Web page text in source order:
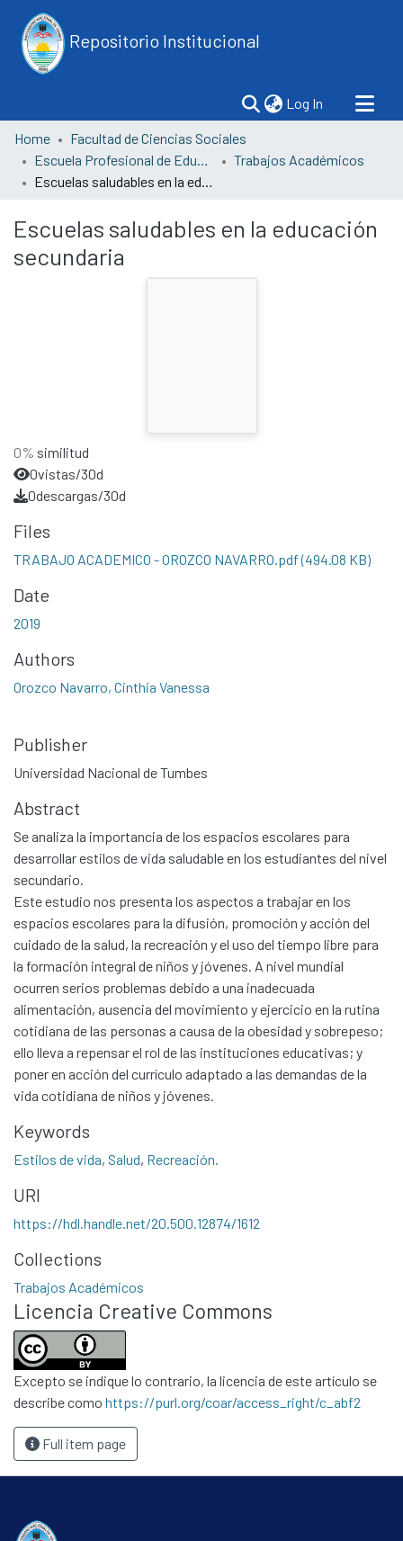
Repositorio Institucional
Log In (current)
Communities & Collections
All of DSpace
Statistics
Contacto
Políticas
Home
Facultad de Ciencias Sociales
Escuela Profesional de Educación
Trabajos Académicos
Escuelas saludables en la educación secundaria
Escuelas saludables en la educación
secundaria
0% similitud
0vistas/30d
0descargas/30d
Files
TRABAJO ACADEMICO - OROZCO NAVARRO.pdf(494.08 KB)
Date
2019
Authors
Orozco Navarro, Cinthia Vanessa
Publisher
Universidad Nacional de Tumbes
Abstract
Se analiza la importancia de los espacios escolares para
desarrollar estilos de vida saludable en los estudiantes del nivel
secundario.
Este estudio nos presenta los aspectos a trabajar en los
espacios escolares para la difusión, promoción y acción del
cuidado de la salud, la recreación y el uso del tiempo libre para
la formación integral de niños y jóvenes. A nivel mundial
ocurren serios problemas debido a una inadecuada
alimentación, ausencia del movimiento y ejercicio en la rutina
cotidiana de las personas a causa de la obesidad y sobrepeso;
ello lleva a repensar el rol de las instituciones educativas; y
poner en acción del currículo adaptado a las demandas de la
vida cotidiana de niños y jóvenes.
Keywords
Estilos de vida, Salud, Recreación.
URI
https://hdl.handle.net/20.500.12874/1612
Collections
Trabajos Académicos
Licencia Creative Commons
Excepto se indique lo contrario, la licencia de este artículo se
describe como https://purl.org/coar/access_right/c_abf2
Full item page